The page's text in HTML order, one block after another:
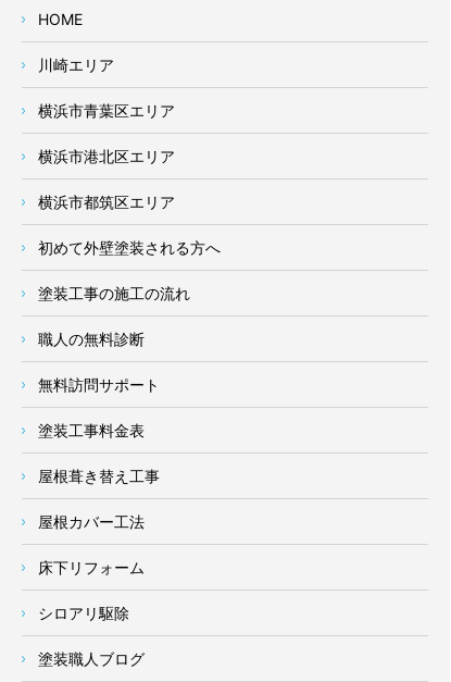
HOME
川崎エリア
横浜市青葉区エリア
横浜市港北区エリア
横浜市都筑区エリア
初めて外壁塗装される方へ
塗装工事の施工の流れ
職人の無料診断
無料訪問サポート
塗装工事料金表
屋根葺き替え工事
屋根カバー工法
床下リフォーム
シロアリ駆除
塗装職人ブログ